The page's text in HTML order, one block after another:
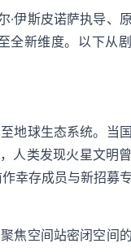
伊斯皮诺萨执导、
全新维度。以下从
地球生态系统。当
人类发现火星文明
幸存成员与新招募
焦空间站密闭空间